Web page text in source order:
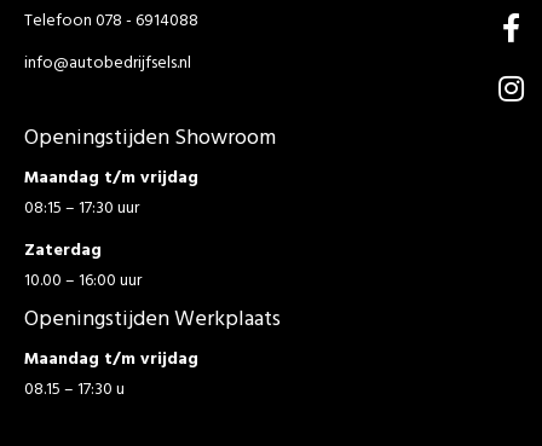
Telefoon 078 - 6914088
info@autobedrijfsels.nl
Openingstijden Showroom
Maandag t/m vrijdag
08:15 – 17:30 uur
Zaterdag
10.00 – 16:00 uur
Openingstijden Werkplaats
Maandag t/m vrijdag
08.15 – 17:30 u